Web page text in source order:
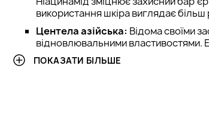
використання шкіра виглядає більш
Центела азійська: Відома своїми
відновлювальними властивостями.
реактивність шкіри та знизити
процеси регенерації та зміцнює
ПОКАЗАТИ БІЛЬШЕ